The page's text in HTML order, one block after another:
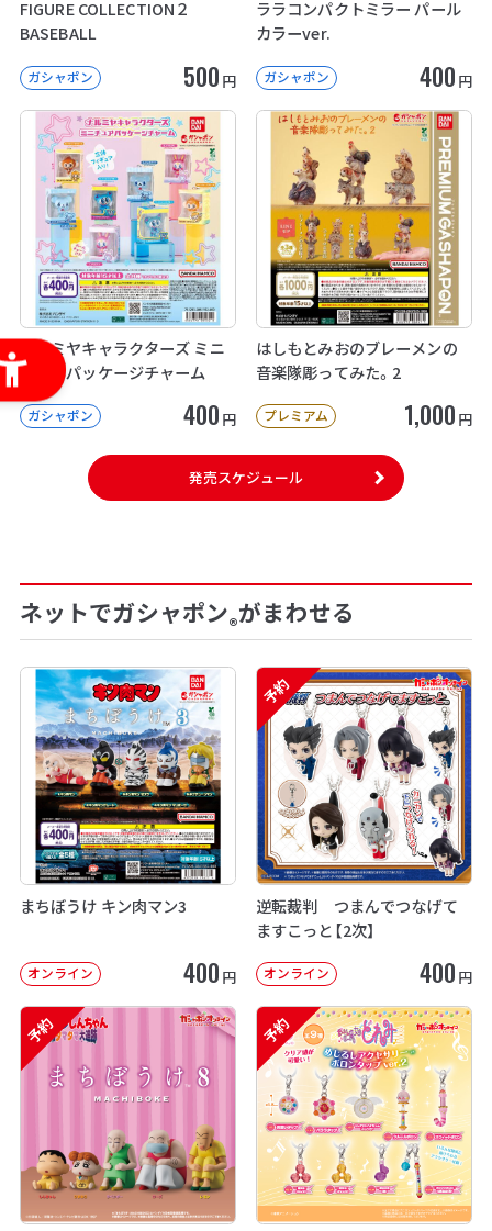
FIGURE COLLECTION２
BASEBALL
ガシャポン 500 円
ララコンパクトミラー パール
カラーver.
ガシャポン 400 円
ナルミヤキャラクターズ ミニ
チュアパッケージチャーム
ガシャポン 400 円
はしもとみおのブレーメンの
音楽隊彫ってみた。2
プレミアム 1,000 円
発売スケジュール
ネットでガシャポン®がまわせる
まちぼうけ キン肉マン3
オンライン 400 円
予約
逆転裁判 つまんでつなげて
ますこっと【2次】
オンライン 400 円
予約 予約